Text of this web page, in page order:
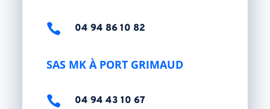
 04 94 86 10 82
SAS MK À PORT GRIMAUD
 04 94 43 10 67